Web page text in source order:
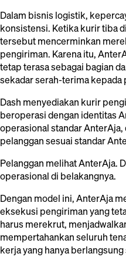
Dalam bisnis logistik,
konsistensi. Ketika kurir tiba
tersebut mencerminkan
pengiriman. Karena itu,
tetap terasa sebagai bagian
sekadar serah-terima kepada
Dash menyediakan kurir
beroperasi dengan identitas
operasional standar
pelanggan sesuai standar
Pelanggan melihat AnterAja.
operasional di belakangnya.
Dengan model ini, AnterAja
eksekusi pengiriman yang
harus merekrut,
mempertahankan seluruh
kerja yang hanya